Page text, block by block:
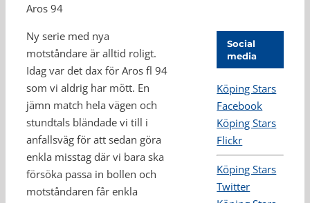
Aros 94
Ny serie med nya
motståndare är alltid roligt.
Idag var det dax för Aros fl 94
som vi aldrig har mött. En
jämn match hela vägen och
stundtals bländade vi till i
anfallsväg för att sedan göra
enkla misstag där vi bara ska
försöka passa in bollen och
motståndaren får enkla
Social
media
Köping Stars
Facebook
Köping Stars
Flickr
Köping Stars
Twitter